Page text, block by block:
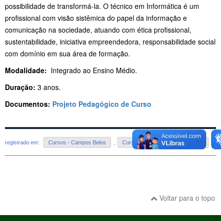
possibilidade de transformá-la. O técnico em Informática é um
profissional com visão sistêmica do papel da informação e
comunicação na sociedade, atuando com ética profissional,
sustentabilidade, iniciativa empreendedora, responsabilidade social
com domínio em sua área de formação.
Modalidade: Integrado ao Ensino Médio.
Duração: 3 anos.
Documentos: Projeto Pedagógico de Curso
registrado em: Cursos - Campos Belos Cursos Técnicos - Campos Belos
Voltar para o topo